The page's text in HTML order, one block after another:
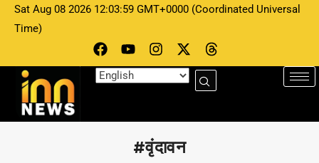
Sat Aug 08 2026 12:03:59 GMT+0000 (Coordinated Universal
Time)
#वृंदावन